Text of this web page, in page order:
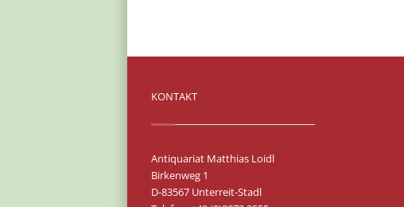
KONTAKT
Antiquariat Matthias Loidl
Birkenweg 1
D-83567 Unterreit-Stadl